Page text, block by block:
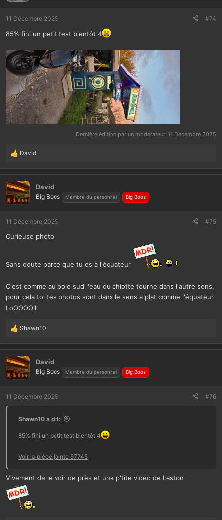
11 Décembre 2025 #74
85% fini un petit test bientôt 4
Dernière édition par un modérateur: 11 Décembre 2025
L
s
r
é
a
c
t
o
:
David
David
Big Boos Membre du personnel Big Boos
11 Décembre 2025 #75
Curieuse photo
Sans doute parce que tu es à l'équateur
C'est comme au pole sud l'eau du chiotte tourne dans l'autre sens,
pour cela toi tes photos sont dans le sens a plat comme l'équateur
LoOOOOlll
L
s
r
é
a
c
t
Shawn10
David
Big Boos Membre du personnel Big Boos
11 Décembre 2025 #76
Shawn10 a dit:
85% fini un petit test bientôt 4
Voir la pièce jointe 57745
Vivement de le voir de près et une p'tite vidéo de baston